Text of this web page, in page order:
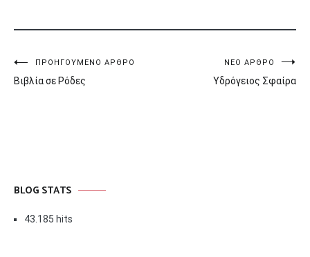
Πλοήγηση
άρθρων
ΠΡΟΗΓΟΎΜΕΝΟ ΆΡΘΡΟ
Βιβλία σε Ρόδες
ΝΈΟ ΆΡΘΡΟ
Υδρόγειος Σφαίρα
BLOG STATS
43.185 hits